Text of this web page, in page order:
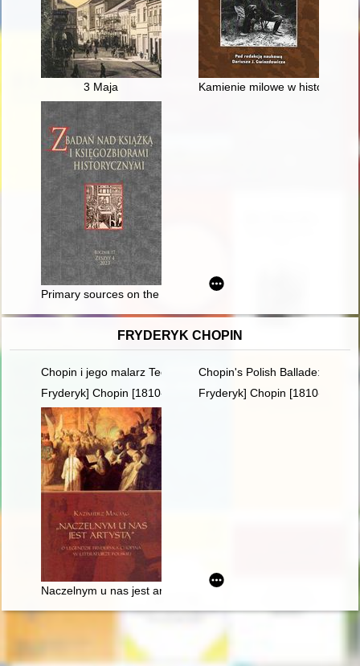
3 Maja Kamienie milowe w historii
Primary sources on the trajectories of Polish-Jewish
FRYDERYK CHOPIN
Chopin i jego malarz Teofil Kwiatkowski (1809-1891).
Chopin's Polish Ballade: Op.
Fryderyk] Chopin [1810-1849]
Fryderyk] Chopin [1810-1849]
Naczelnym u nas jest artystą". O legendzie Fryderyka